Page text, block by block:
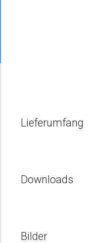
Lieferumfang
Downloads
Bilder